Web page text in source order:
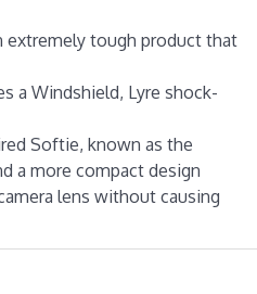
extremely tough product that
a Windshield, Lyre shock-
Softie, known as the
a more compact design
lens without causing